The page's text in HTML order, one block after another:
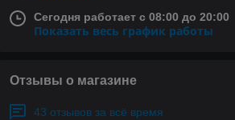
Сегодня работает с 08:00 до 20:00
Показать весь график работы
Отзывы о магазине
43 отзывов за всё время